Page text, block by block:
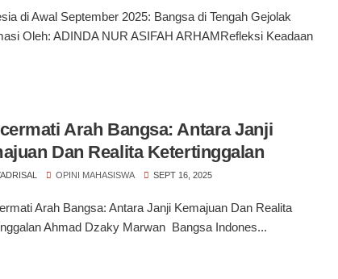
di Awal September 2025: Bangsa di Tengah Gejolak
Oleh: ADINDA NUR ASIFAH ARHAMRefleksi Keadaan
Arah Bangsa: Antara Janji
Dan Realita Ketertinggalan
OPINI MAHASISWA SEPT 16, 2025
Arah Bangsa: Antara Janji Kemajuan Dan Realita
Ahmad Dzaky Marwan Bangsa Indones...